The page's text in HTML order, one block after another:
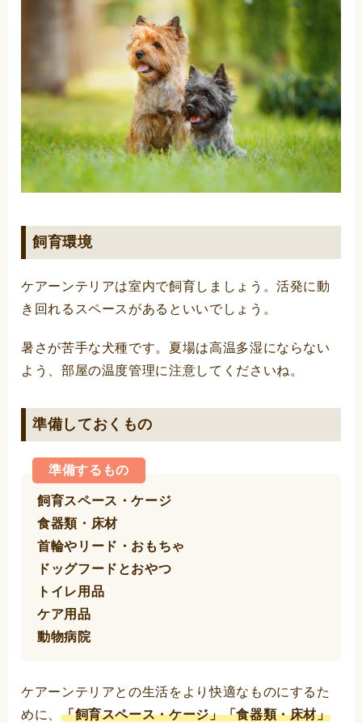
飼育環境
ケアーンテリアは室内で飼育しましょう。活発に動
き回れるスペースがあるといいでしょう。
暑さが苦手な犬種です。夏場は高温多湿にならない
よう、部屋の温度管理に注意してくださいね。
準備しておくもの
準備するもの
飼育スペース・ケージ
食器類・床材
首輪やリード・おもちゃ
ドッグフードとおやつ
トイレ用品
ケア用品
動物病院
ケアーンテリアとの生活をより快適なものにするた
めに、 「飼育スペース・ケージ」「食器類・床材」